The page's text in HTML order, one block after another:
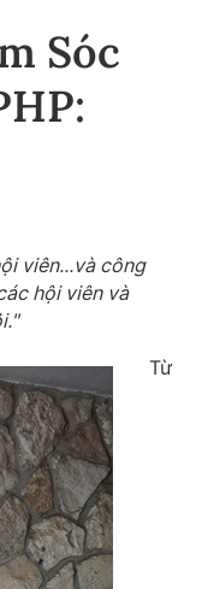
Sóc
viên...và công
hội viên và
Từ